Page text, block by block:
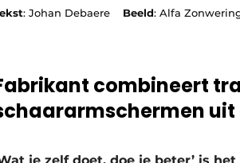
: Johan Debaere Beeld: Alfa
combineert
uit